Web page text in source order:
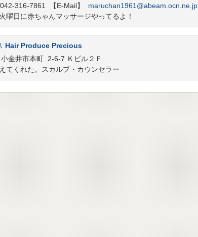
042-316-7861
【E-Mail】 maruchan1961@abeam.ocn.ne.jp
曜日に赤ちゃんマッサージやってるよ！
Hair Produce Precious
小金井市本町 2-6-7 Ｋビル２Ｆ
てくれた。スカルプ・カウンセラー